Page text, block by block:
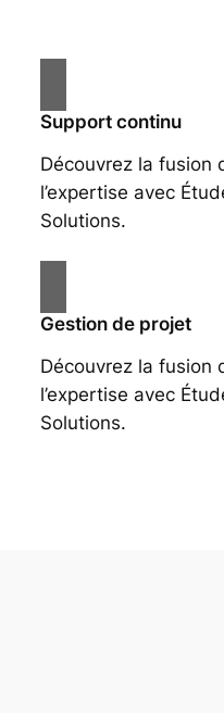
Support continu
Découvrez la fusion
l’expertise avec
Solutions.
Gestion de projet
Découvrez la fusion
l’expertise avec
Solutions.